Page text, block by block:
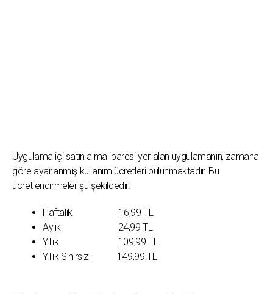
Uygulama içi satın alma ibaresi yer alan uygulamanın, zamana
göre ayarlanmış kullanım ücretleri bulunmaktadır. Bu
ücretlendirmeler şu şekildedir.
Haftalık 16,99 TL
Aylık 24,99 TL
Yıllık 109,99 TL
Yıllık Sınırsız 149,99 TL